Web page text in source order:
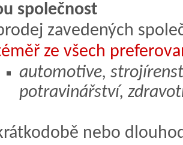
společnost
zavedených
ze všech
automotive,
potravinářství,
nebo